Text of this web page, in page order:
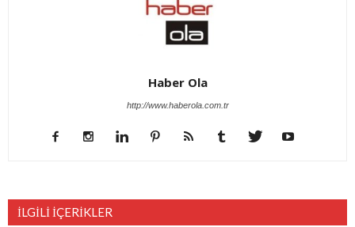
Haber Ola
http://www.haberola.com.tr
İLGİLİ İÇERİKLER